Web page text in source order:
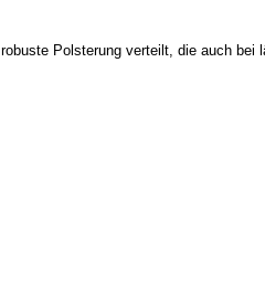
Polsterung verteilt, die auch bei